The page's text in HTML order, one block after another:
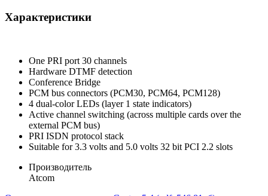
Характеристики
One PRI port 30 channels
Hardware DTMF detection
Conference Bridge
PCM bus connectors (PCM30, PCM64, PCM128)
4 dual-color LEDs (layer 1 state indicators)
Active channel switching (across multiple cards over the
external PCM bus)
PRI ISDN protocol stack
Suitable for 3.3 volts and 5.0 volts 32 bit PCI 2.2 slots
Производитель
Atcom